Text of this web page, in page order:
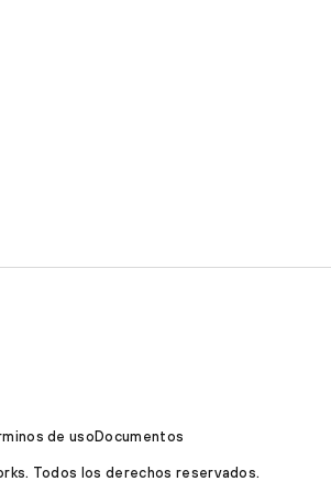
de usoDocumentos
Todos los derechos reservados.